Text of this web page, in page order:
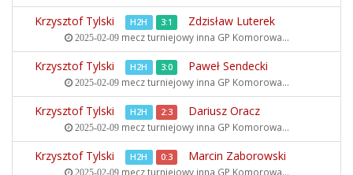
Krzysztof Tylski H2H 3:1 Zdzisław Luterek
2025-02-09mecz turniejowy inna GP Komorowa...
Krzysztof Tylski H2H 3:0 Paweł Sendecki
2025-02-09mecz turniejowy inna GP Komorowa...
Krzysztof Tylski H2H 2:3 Dariusz Oracz
2025-02-09mecz turniejowy inna GP Komorowa...
Krzysztof Tylski H2H 0:3 Marcin Zaborowski
2025-02-09mecz turniejowy inna GP Komorowa...